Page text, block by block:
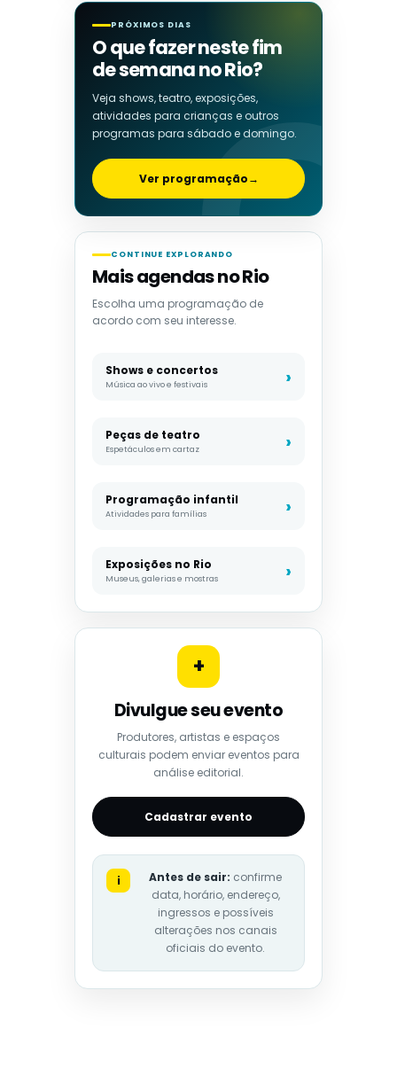
PRÓXIMOS DIAS
O que fazer neste fim
de semana no Rio?
Veja shows, teatro, exposições,
atividades para crianças e outros
programas para sábado e domingo.
Ver programação→
CONTINUE EXPLORANDO
Mais agendas no Rio
Escolha uma programação de
acordo com seu interesse.
Shows e concertos
Música ao vivo e festivais
Peças de teatro
Espetáculos em cartaz
Programação infantil
Atividades para famílias
Exposições no Rio
Museus, galerias e mostras
+
Divulgue seu evento
Produtores, artistas e espaços
culturais podem enviar eventos para
análise editorial.
Cadastrar evento
i Antes de sair: confirme
data, horário, endereço,
ingressos e possíveis
alterações nos canais
oficiais do evento.